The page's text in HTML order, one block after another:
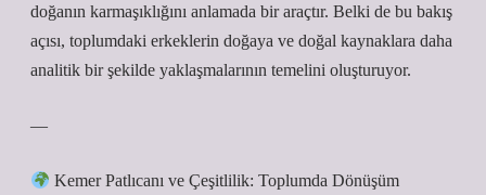
doğanın karmaşıklığını anlamada bir araçtır. Belki de bu bakış
açısı, toplumdaki erkeklerin doğaya ve doğal kaynaklara daha
analitik bir şekilde yaklaşmalarının temelini oluşturuyor.
—
Kemer Patlıcanı ve Çeşitlilik: Toplumda Dönüşüm